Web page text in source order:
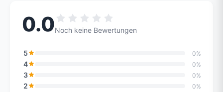
0.0Noch keine Bewertungen
5 0%
4 0%
3 0%
2 0%